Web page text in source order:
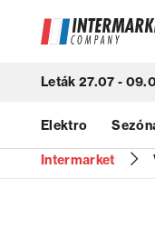
Leták 27.07 -
Elektro
Intermarket